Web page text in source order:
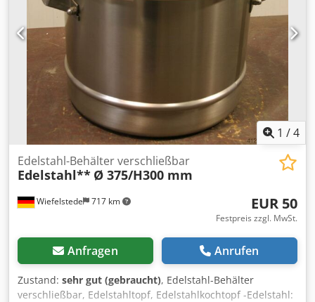
1 /4
Wiefelstede 717 km
Edelstahl-Behälter verschließbar
Edelstahl** Ø 375/H300 mm
EUR 50
Festpreis zzgl. MwSt.
Anfragen Anrufen
Zustand: sehr gut (gebraucht), Edelstahl-Behälter
verschließbar, Edelstahltopf, Edelstahlkochtopf -Edelstahl: